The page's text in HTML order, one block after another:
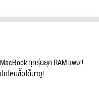
ทุกรุ่นยุค RAM แพง!!
ไหนซื้อได้มาดู!